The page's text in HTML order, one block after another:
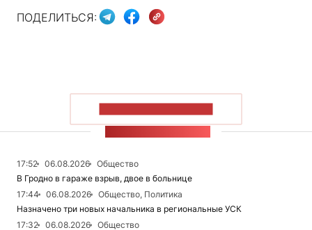
ПОДЕЛИТЬСЯ:
17:52 06.08.2026
Общество
В Гродно в гараже взрыв, двое в больнице
17:44
06.08.2026
Общество, Политика
Назначено три новых начальника в региональные УСК
17:32
06.08.2026
Общество